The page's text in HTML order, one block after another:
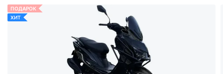
ПОДАРОК
ХИТ